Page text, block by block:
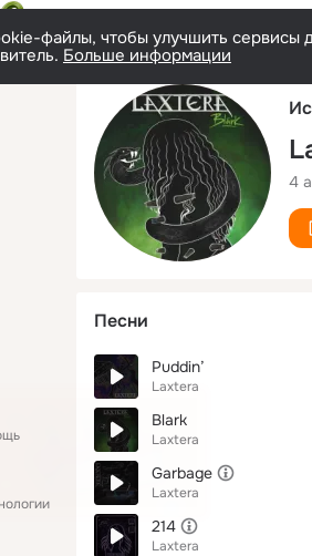
файлы, чтобы улучшить сервисы
Больше информации
4
Песни
Puddin’
Laxtera
Blark
Laxtera
Garbage
Laxtera
214
Laxtera